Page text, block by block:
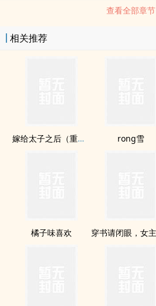
查看全部章节
相关推荐
嫁给太子之后（重生） rong雪
橘子味喜欢